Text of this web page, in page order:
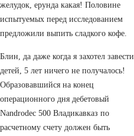
желудок, ерунда какая! Половине
испытуемых перед исследованием
предложили выпить сладкого кофе.
Блин, да даже когда я захотел завести
детей, 5 лет ничего не получалось!
Образовавшийся на конец
операционного дня дебетовый
Nandrodec 500 Владикавказ по
расчетному счету должен быть